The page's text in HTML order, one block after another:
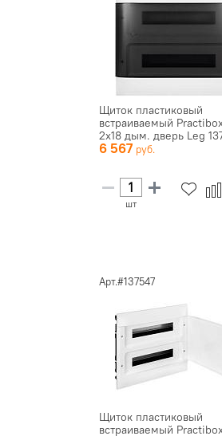
Щиток пластиковый
встраиваемый
2х18 дым. дверь Leg
6 567
шт
Арт.#137547
Щиток пластиковый
встраиваемый